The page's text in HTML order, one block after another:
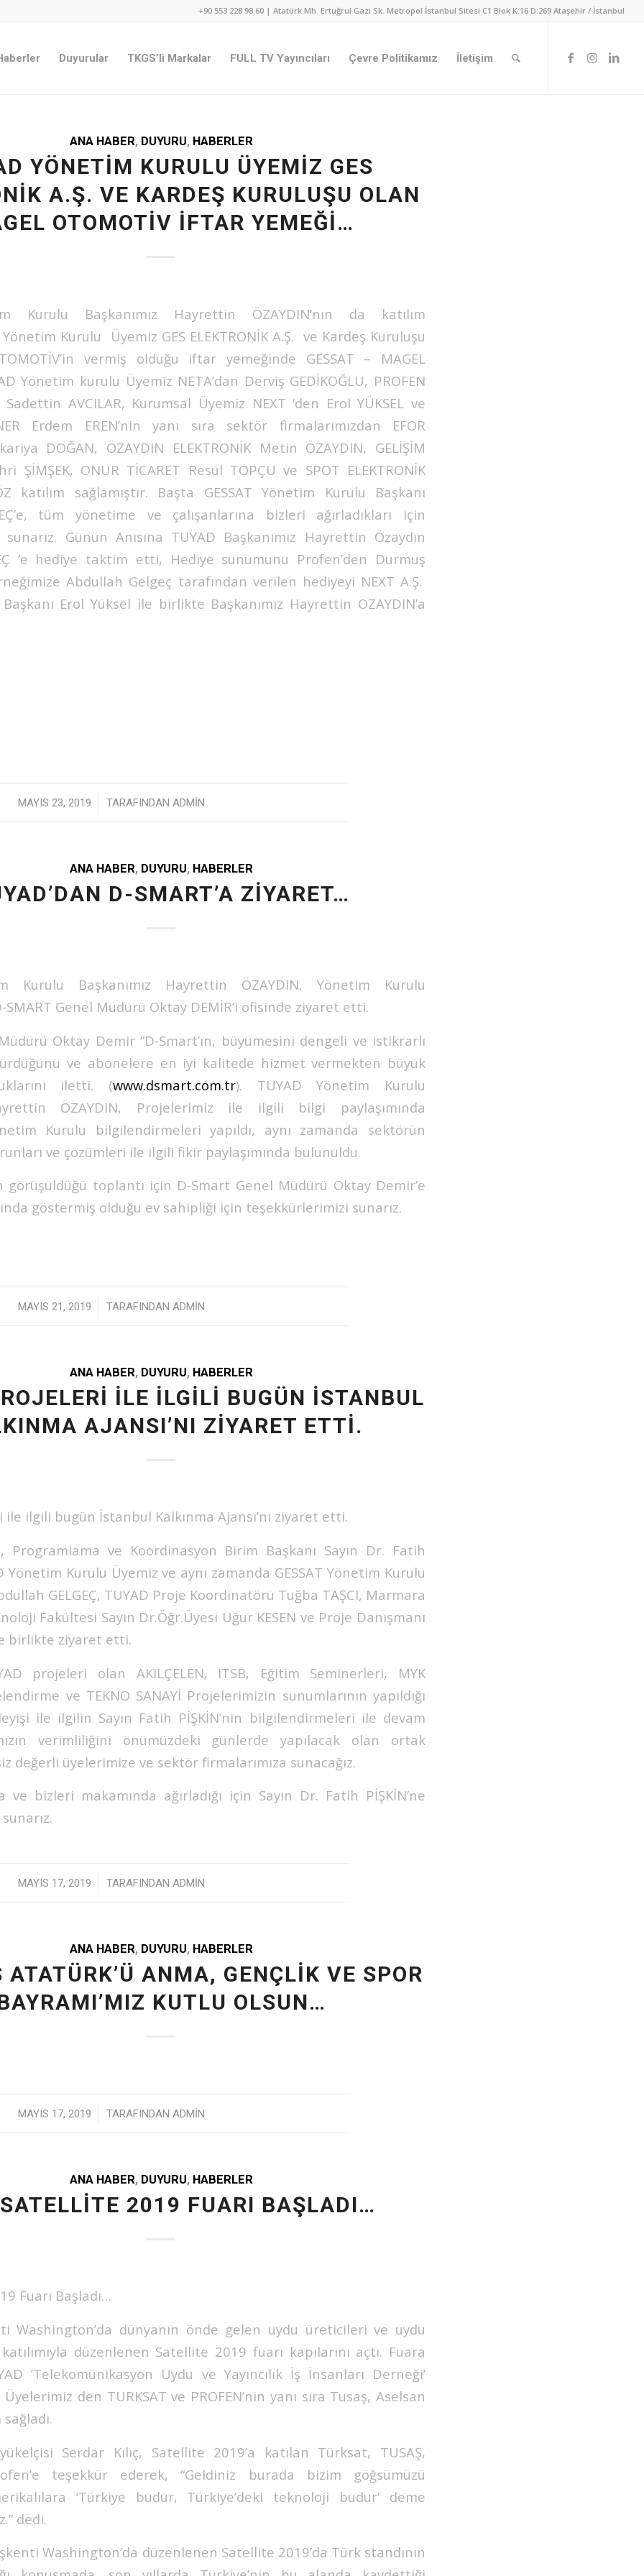
+90 553 228 98 60 | Atatürk Mh. Ertuğrul Gazi Sk. Metropol İstanbul Sitesi C1 Blok K:16 D:269 Ataşehir / İstanbul
Duyurular TKGS’li Markalar FULL TV Yayıncıları Çevre Politikamız İletişim
ANA HABER, DUYURU, HABERLER
YÖNETIM KURULU ÜYEMIZ GES
A.Ş. VE KARDEŞ KURULUŞU OLAN
OTOMOTİV İFTAR YEMEĞI…
Kurulu Başkanımız Hayrettin ÖZAYDIN’nın da katılım
Kurulu Üyemiz GES ELEKTRONİK A.Ş. ve Kardeş Kuruluşu
vermiş olduğu iftar yemeğinde GESSAT – MAGEL
Yönetim kurulu Üyemiz NETA’dan Derviş GEDİKOĞLU, PROFEN
AVCILAR, Kurumsal Üyemiz NEXT ‘den Erol YÜKSEL ve
Erdem EREN’nin yanı sıra sektör firmalarımızdan EFOR
DOĞAN, ÖZAYDIN ELEKTRONİK Metin ÖZAYDIN, GELİŞİM
ŞİMŞEK, ONUR TİCARET Resul TOPÇU ve SPOT ELEKTRONİK
katılım sağlamıştır. Başta GESSAT Yönetim Kurulu Başkanı
tüm yönetime ve çalışanlarına bizleri ağırladıkları için
Günün Anısına TUYAD Başkanımız Hayrettin Özaydın
‘e hediye taktim etti, Hediye sunumunu Profen’den Durmuş
Abdullah Gelgeç tarafından verilen hediyeyi NEXT A.Ş.
Erol Yüksel ile birlikte Başkanımız Hayrettin ÖZAYDIN’a
MAYIS 23, 2019
/ TARAFINDAN ADMIN
ANA HABER, DUYURU, HABERLER
D-SMART’A ZİYARET…
Kurulu Başkanımız Hayrettin ÖZAYDIN, Yönetim Kurulu
Genel Müdürü Oktay DEMİR’i ofisinde ziyaret etti.
Oktay Demir “D-Smart’ın, büyümesini dengeli ve istikrarlı
ve abonelere en iyi kalitede hizmet vermekten büyük
iletti. (www.dsmart.com.tr). TUYAD Yönetim Kurulu
ÖZAYDIN, Projelerimiz ile ilgili bilgi paylaşımında
Kurulu bilgilendirmeleri yapıldı, aynı zamanda sektörün
ve çözümleri ile ilgili fikir paylaşımında bulunuldu.
toplantı için D-Smart Genel Müdürü Oktay Demir’e
göstermiş olduğu ev sahipliği için teşekkürlerimizi sunarız.
MAYIS 21, 2019
/ TARAFINDANADMIN
ANA HABER, DUYURU, HABERLER
ILE ILGILI BUGÜN İSTANBUL
AJANSI’NI ZIYARET ETTI.
ile ilgili bugün İstanbul Kalkınma Ajansı’nı ziyaret etti.
Programlama ve Koordinasyon Birim Başkanı Sayın Dr. Fatih
Yönetim Kurulu Üyemiz ve aynı zamanda GESSAT Yönetim Kurulu
GELGEÇ, TUYAD Proje Koordinatörü Tuğba TAŞCI, Marmara
Fakültesi Sayın Dr.Öğr.Üyesi Uğur KESEN ve Proje Danışmanı
birlikte ziyaret etti.
projeleri olan AKILÇELEN, ITSB, Eğitim Seminerleri, MYK
ve TEKNO SANAYİ Projelerimizin sunumlarının yapıldığı
ile ilgilin Sayın Fatih PİŞKİN’nin bilgilendirmeleri ile devam
verimliliğini önümüzdeki günlerde yapılacak olan ortak
değerli üyelerimize ve sektör firmalarımıza sunacağız.
ve bizleri makamında ağırladığı için Sayın Dr. Fatih PİŞKİN’ne
MAYIS 17, 2019
/ TARAFINDANADMIN
ANA HABER, DUYURU, HABERLER
ANMA, GENÇLİK VE SPOR
KUTLU OLSUN…
MAYIS 17, 2019
/ TARAFINDANADMIN
ANA HABER, DUYURU, HABERLER
2019 FUARI BAŞLADI…
Fuarı Başladı…
Washington’da dünyanın önde gelen uydu üreticileri ve uydu
düzenlenen Satellite 2019 fuarı kapılarını açtı. Fuara
’Telekomünikasyon Uydu ve Yayıncılık İş İnsanları Derneği’
den TURKSAT ve PROFEN’nin yanı sıra Tusaş, Aselsan
Serdar Kılıç, Satellite 2019’a katılan Türksat, TUSAŞ,
teşekkür ederek, “Geldiniz burada bizim göğsümüzü
‘Türkiye budur, Türkiye’deki teknoloji budur’ deme
dedi.
Washington’da düzenlenen Satellite 2019’da Türk standının